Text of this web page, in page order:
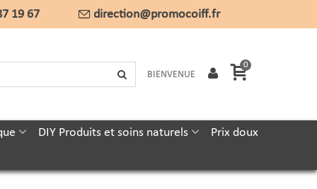
19 67 direction@promocoiff.fr
BIENVENUE
0
DIY Produits et soins naturels Prix doux